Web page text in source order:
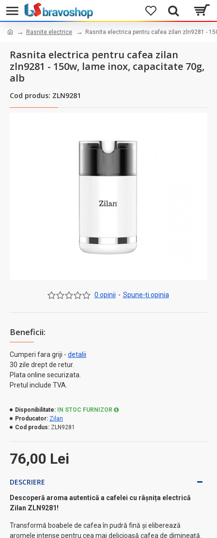
Rasnite electrice Rasnita electrica pentru cafea zilan zln9281 -
Rasnita electrica pentru cafea zilan
zln9281 - 150w, lame inox, capacitate 70g,
alb
Cod produs: ZLN9281
Beneficii:
Cumperi fara griji - detalii
30 zile drept de retur.
Plata online securizata.
Pretul include TVA.
0 opinii - Spune-ţi opinia
76,00 Lei
Disponibilitate:
IN STOC FURNIZOR
Producator: Zilan
Cod produs: ZLN9281
DESCRIERE
Descoperă aroma autentică a cafelei cu râșnița electrică
Zilan ZLN9281!
Transformă boabele de cafea în pudră fină și eliberează
aromele intense pentru cea mai delicioasă cafea de dimineață.